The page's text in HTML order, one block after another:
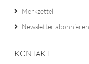
Merkzettel
Newsletter abonnieren
KONTAKT